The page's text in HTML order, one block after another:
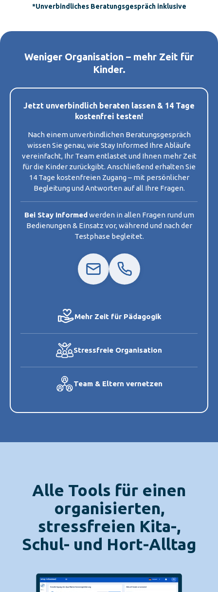
*Unverbindliches Beratungsgespräch inklusive
Weniger Organisation – mehr Zeit für
Kinder.
Jetzt unverbindlich beraten lassen & 14 Tage
kostenfrei testen!
Nach einem unverbindlichen Beratungsgespräch
wissen Sie genau, wie Stay Informed Ihre Abläufe
vereinfacht, Ihr Team entlastet und Ihnen mehr Zeit
für die Kinder zurückgibt. Anschließend erhalten Sie
14 Tage kostenfreien Zugang – mit persönlicher
Begleitung und Antworten auf all Ihre Fragen.
Bei Stay Informedwerden in allen Fragen rund um
Bedienungen & Einsatz vor, während und nach der
Testphase begleitet.
Mehr Zeit für Pädagogik
Stressfreie Organisation
Team & Eltern vernetzen
Alle Tools für einen
organisierten,
stressfreien Kita-,
Schul- und Hort-Alltag